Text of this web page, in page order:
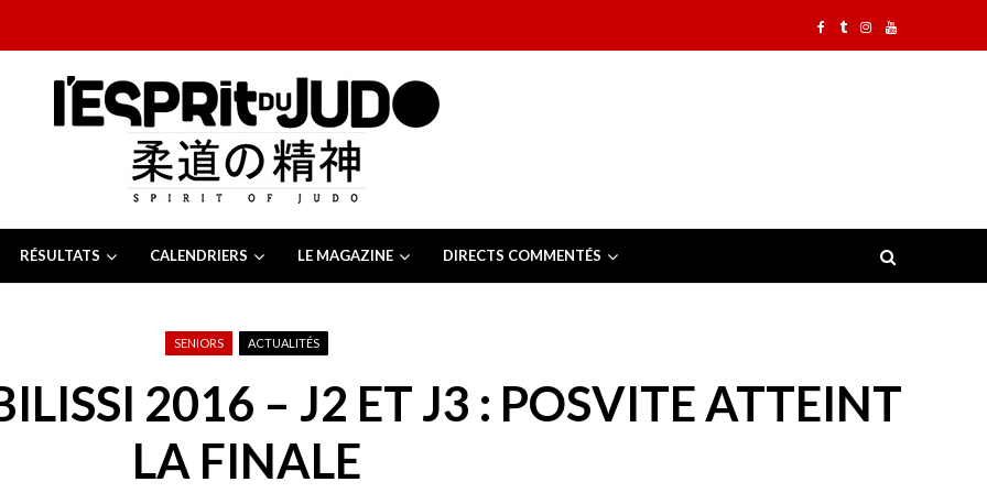
RÉSULTATS CALENDRIERS LE MAGAZINE DIRECTS COMMENTÉS
Tchèque 20266 juillet 2026
SENIORS ACTUALITÉS
2016 – J2 ET J3 : POSVITE ATTEINT
LA FINALE